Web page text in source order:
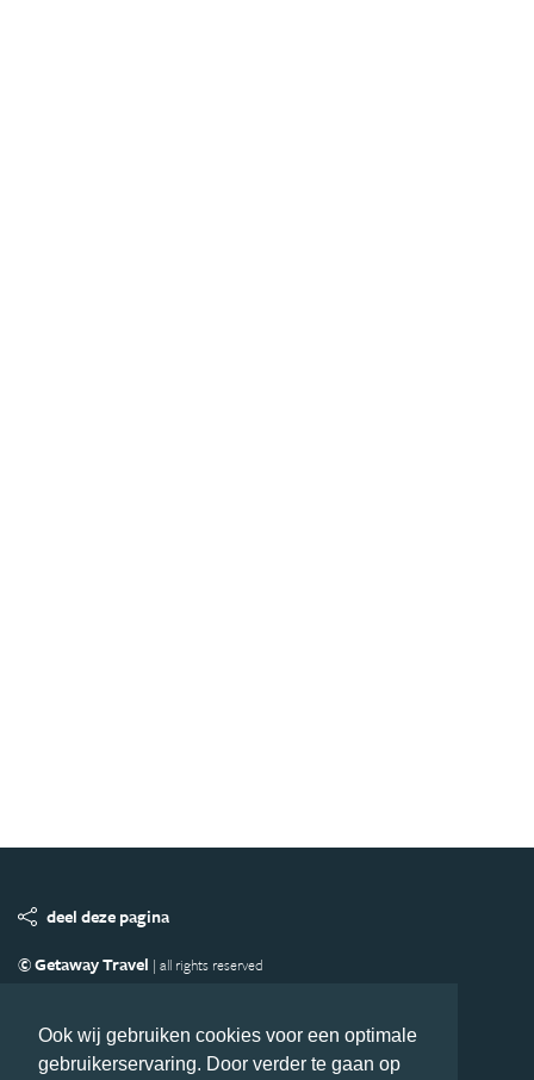
Ook wij gebruiken cookies voor een optimale
gebruikerservaring. Door verder te gaan op
deel deze pagina
© Getaway Travel | all rights reserved
Copyright
Privacy statement Disclaimer
Cookies
Volg Azie.nl